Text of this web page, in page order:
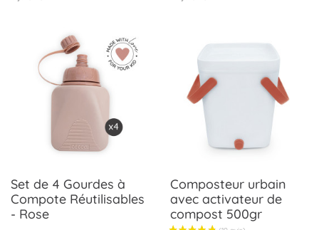
Set de 4 Gourdes à
Compote Réutilisables
- Rose
Composteur urbain
avec activateur de
compost 500gr